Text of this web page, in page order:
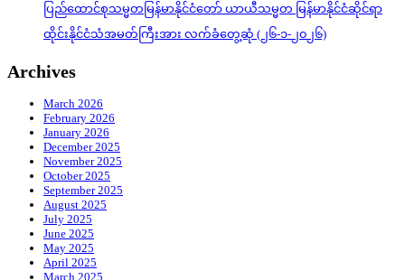
ပြည်ထောင်စုသမ္မတမြန်မာနိုင်ငံတော် ယာယီသမ္မတ မြန်မာနိုင်ငံဆိုင်ရာ
ထိုင်းနိုင်ငံသံအမတ်ကြီးအား လက်ခံတွေ့ဆုံ (၂၆-၁-၂၀၂၆)
Archives
March 2026
February 2026
January 2026
December 2025
November 2025
October 2025
September 2025
August 2025
July 2025
June 2025
May 2025
April 2025
March 2025